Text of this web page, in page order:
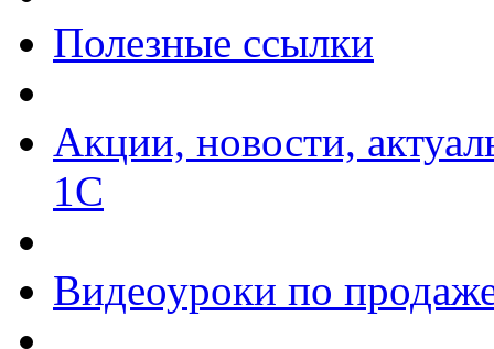
Полезные ссылки
Акции, новости,
1С
Видеоуроки по